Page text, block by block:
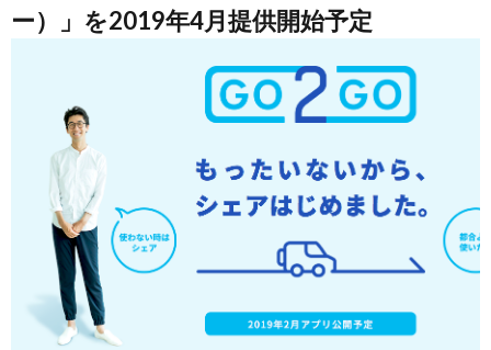
ー）」を2019年4月提供開始予定